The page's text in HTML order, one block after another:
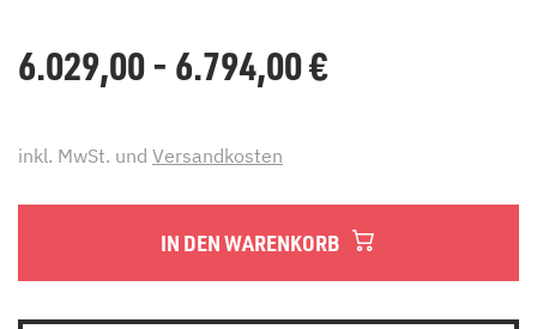
6.029,00 - 6.794,00€
inkl. MwSt. und Versandkosten
IN DEN WARENKORB